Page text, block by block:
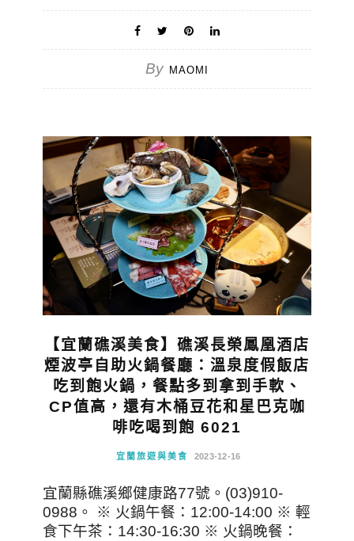
By MAOMI
【宜蘭礁溪美食】礁溪長榮鳳凰酒店
煙波亭自助火鍋餐廳：溫泉度假飯店
吃到飽火鍋，餐點多到拿到手軟、
CP值高，還有木桶豆花和星巴克咖
啡吃喝到飽 6021
宜蘭旅遊與美食 2023-12-16
宜蘭縣礁溪鄉健康路77號。(03)910-
0988。 ※ 火鍋午餐：12:00-14:00 ※ 輕
食下午茶：14:30-16:30 ※ 火鍋晚餐：